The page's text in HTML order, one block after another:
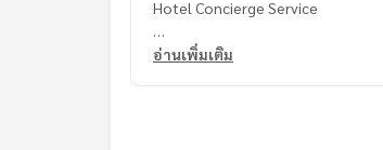
Hotel Concierge Service
เดินทางสะดวกใกล้
อ่านเพิ่มเติม